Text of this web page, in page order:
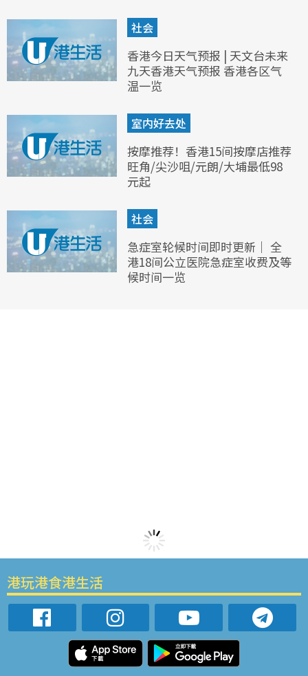
社会
香港今日天气预报 | 天文台未来
九天香港天气预报 香港各区气
温一览
室内好去处
按摩推荐！香港15间按摩店推荐
旺角/尖沙咀/元朗/大埔最低98
元起
社会
急症室轮候时间即时更新｜ 全
港18间公立医院急症室收费及等
候时间一览
港玩港食港生活